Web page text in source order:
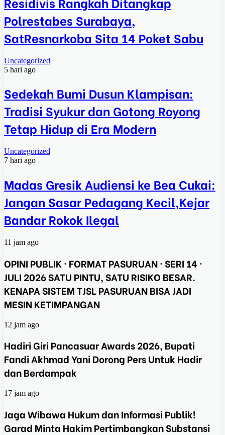
Polrestabes Surabaya,
SatResnarkoba Sita 14 Poket Sabu
Uncategorized
5 hari ago
Sedekah Bumi Dusun Klampisan:
Tradisi Syukur dan Gotong Royong
Tetap Hidup di Era Modern
Uncategorized
7 hari ago
Madas Gresik Audiensi ke Bea Cukai:
Jangan Sasar Pedagang Kecil,Kejar
Bandar Rokok Ilegal
11 jam ago
OPINI PUBLIK · FORMAT PASURUAN · SERI 14 ·
JULI 2026 SATU PINTU, SATU RISIKO BESAR.
KENAPA SISTEM TJSL PASURUAN BISA JADI
MESIN KETIMPANGAN
12 jam ago
Hadiri Giri Pancasuar Awards 2026, Bupati
Fandi Akhmad Yani Dorong Pers Untuk Hadir
dan Berdampak
17 jam ago
Jaga Wibawa Hukum dan Informasi Publik!
Garad Minta Hakim Pertimbangkan Substansi